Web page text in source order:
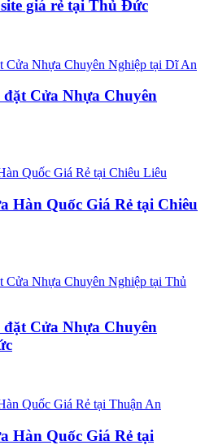
giá rẻ tại Thủ Đức
Cửa Nhựa Chuyên
Hàn Quốc Giá Rẻ tại Chiêu
Cửa Nhựa Chuyên
Hàn Quốc Giá Rẻ tại